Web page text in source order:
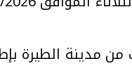
مدينة الطيرة